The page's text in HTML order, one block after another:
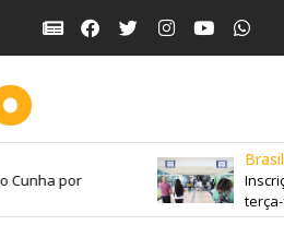
por
Brasil
terça-